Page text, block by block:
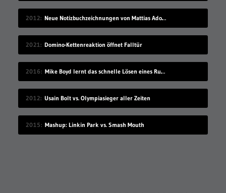
2012 Neue Notizbuchzeichnungen von Mattias Adolfsson
2021 Domino-Kettenreaktion öffnet Falltür
2016 Mike Boyd lernt das schnelle Lösen eines Rubik’s Cube
2012 Usain Bolt vs. Olympiasieger aller Zeiten
2015 Mashup: Linkin Park vs. Smash Mouth